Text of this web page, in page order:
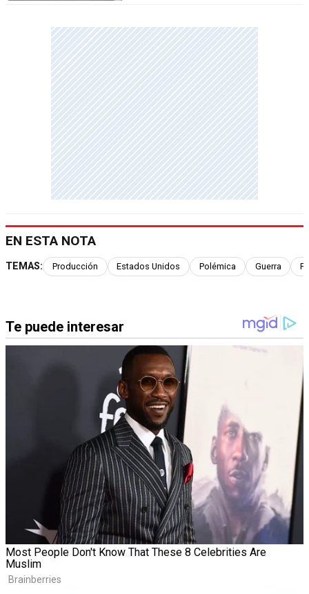
EN ESTA NOTA
TEMAS: Producción Estados Unidos Polémica Guerra